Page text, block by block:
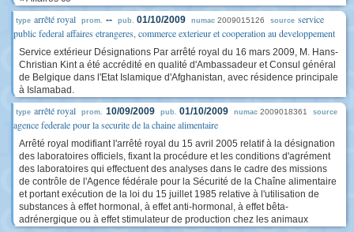
type arrêté royal prom. -- pub. 01/10/2009 numac 2009015126 source service
public federal affaires etrangeres, commerce exterieur et cooperation au developpement
Service extérieur Désignations Par arrêté royal du 16 mars 2009, M. Hans-
Christian Kint a été accrédité en qualité d'Ambassadeur et Consul général
de Belgique dans l'Etat Islamique d'Afghanistan, avec résidence principale
à Islamabad.
type arrêté royal prom. 10/09/2009 pub. 01/10/2009 numac 2009018361 source
agence federale pour la securite de la chaine alimentaire
Arrêté royal modifiant l'arrêté royal du 15 avril 2005 relatif à la désignation
des laboratoires officiels, fixant la procédure et les conditions d'agrément
des laboratoires qui effectuent des analyses dans le cadre des missions
de contrôle de l'Agence fédérale pour la Sécurité de la Chaîne alimentaire
et portant exécution de la loi du 15 juillet 1985 relative à l'utilisation de
substances à effet hormonal, à effet anti-hormonal, à effet bêta-
adrénergique ou à effet stimulateur de production chez les animaux